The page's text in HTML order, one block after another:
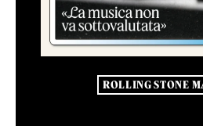
ROLLING STONE